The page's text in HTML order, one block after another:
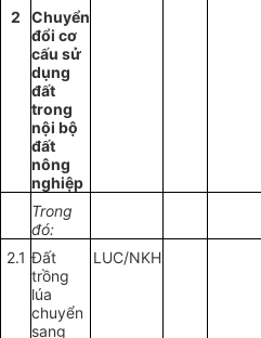
2
Chuyển
đổi cơ
cấu sử
dụng
đất
trong
nội bộ
đất
nông
nghiệp
Trong
đó:
2.1 Đất
trồng
lúa
chuyển
sang
LUC/NKH